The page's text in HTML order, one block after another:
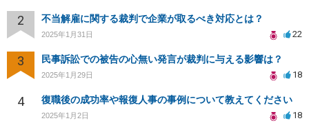
2 不当解雇に関する裁判で企業が取るべき対応とは？
2025年1月31日 22
3 民事訴訟での被告の心無い発言が裁判に与える影響は？
2025年1月29日 18
4 復職後の成功率や報復人事の事例について教えてください
2025年1月2日 18